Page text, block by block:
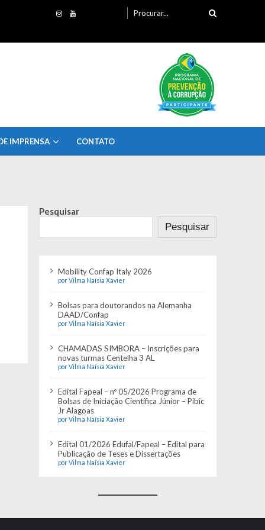
por:
IMPRENSA CONTATO
Pesquisar
Pesquisar
Mobility Confap Italy 2026
por Vilma Naísia Xavier
Bolsas para doutorandos na Alemanha
DAAD/Confap
por Vilma Naísia Xavier
CHAMADAS SIMBORA – Inscrições para
novas turmas Centelha 3 AL
por Vilma Naísia Xavier
Edital Fapeal – nº 05/2026 Programa de
Bolsas de Iniciação Científica Júnior – Pibic
Jr Alagoas
por Vilma Naísia Xavier
Edital 01/2026 Edufal/Fapeal – Edital para
Publicação de Teses e Dissertações
por Vilma Naísia Xavier